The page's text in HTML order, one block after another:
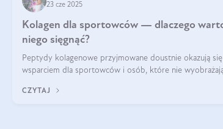
23 cze 2025
Kolagen dla sportowców — dlaczego
niego sięgnąć?
Peptydy kolagenowe przyjmowane doustnie okazują
wsparciem dla sportowców i osób, które nie
CZYTAJ